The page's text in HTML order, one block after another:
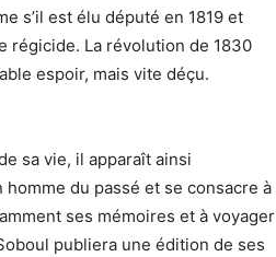
s’il est élu député en 1819 et
régicide. La révolution de 1830
espoir, mais vite déçu.
sa vie, il apparaît ainsi
du passé et se consacre à
ses mémoires et à voyager
publiera une édition de ses